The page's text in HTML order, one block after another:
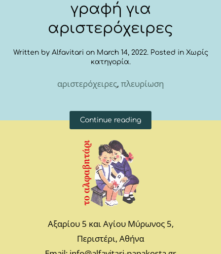
γραφή για
αριστερόχειρες
Written by Alfavitari on March 14, 2022. Posted in Χωρίς
κατηγορία.
αριστερόχειρες, πλευρίωση
Continue reading
Αξαρίου 5 και Αγίου Μύρωνος 5,
Περιστέρι, Αθήνα